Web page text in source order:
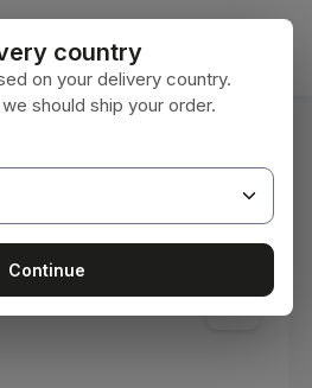
country
on your delivery country.
should ship your order.
Continue